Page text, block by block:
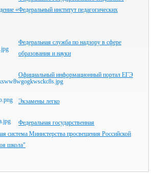
«Федеральный институт педагогических
Федеральная служба по надзору в сфере
образования и науки
Официальный информационный портал ЕГЭ
Экзамены легко
Федеральная государственная
система Министерства просвещения Российской
школа"